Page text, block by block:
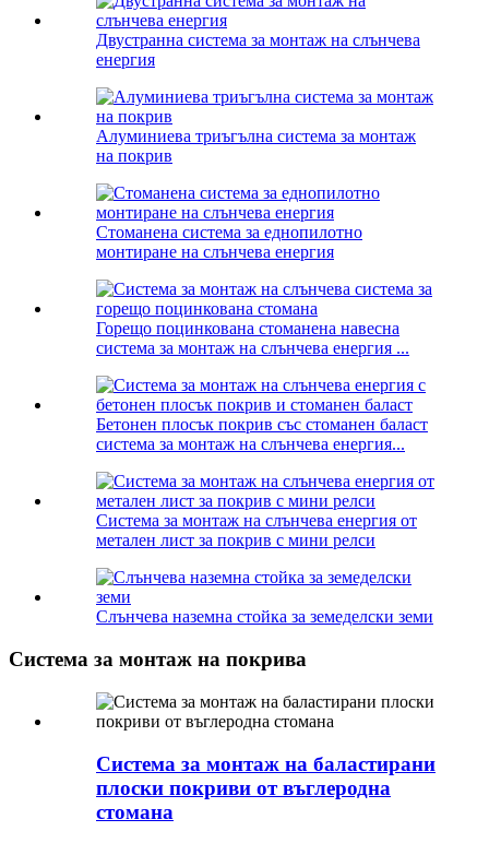
Двустранна система за монтаж на слънчева
енергия
Алуминиева триъгълна система за монтаж
на покрив
Стоманена система за еднопилотно
монтиране на слънчева енергия
Горещо поцинкована стоманена навесна
система за монтаж на слънчева енергия ...
Бетонен плосък покрив със стоманен баласт
система за монтаж на слънчева енергия...
Система за монтаж на слънчева енергия от
метален лист за покрив с мини релси
Слънчева наземна стойка за земеделски земи
Система за монтаж на покрива
Система за монтаж на баластирани
плоски покриви от въглеродна
стомана